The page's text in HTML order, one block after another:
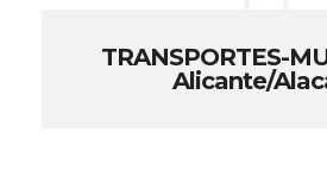
TRANSPORTES-
Alicante/